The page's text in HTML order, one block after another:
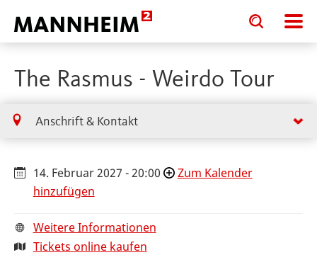
Toggle
search
input
Toggle
search
input
The Rasmus - Weirdo Tour
Anschrift & Kontakt
14. Februar 2027 - 20:00
Zum Kalender
hinzufügen
Weitere Informationen
Tickets online kaufen